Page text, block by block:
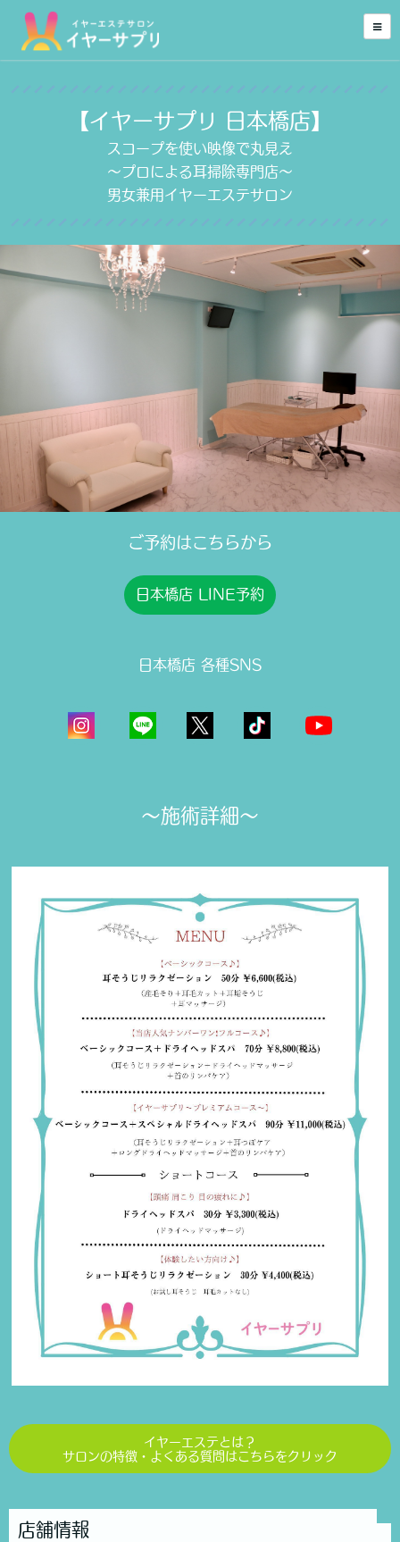
【イヤーサプリ 日本橋店】
スコープを使い映像で丸見え
～プロによる耳掃除専門店～
男女兼用イヤーエステサロン
ご予約はこちらから
日本橋店 LINE予約
日本橋店 各種SNS
〜施術詳細〜
イヤーエステとは？
サロンの特徴・よくある質問はこちらをクリック
店舗情報